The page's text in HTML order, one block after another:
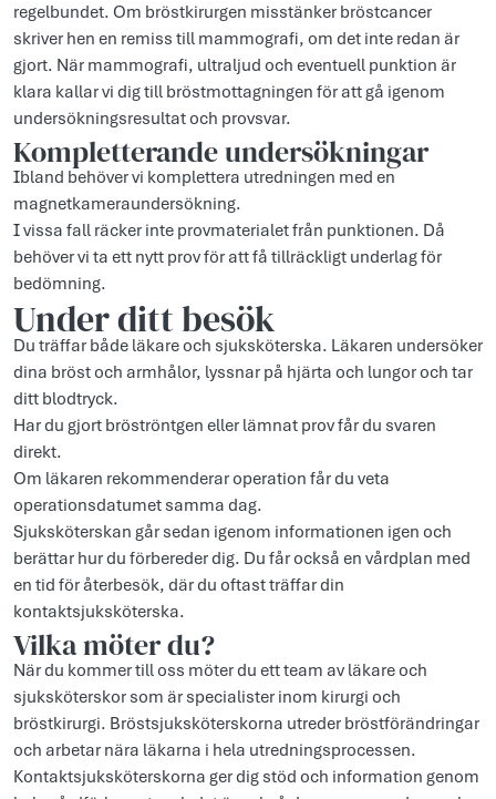
regelbundet. Om bröstkirurgen misstänker bröstcancer
skriver hen en remiss till mammografi, om det inte redan är
gjort. När mammografi, ultraljud och eventuell punktion är
klara kallar vi dig till bröstmottagningen för att gå igenom
undersökningsresultat och provsvar.
Kompletterande undersökningar
Ibland behöver vi komplettera utredningen med en
magnetkameraundersökning.
I vissa fall räcker inte provmaterialet från punktionen. Då
behöver vi ta ett nytt prov för att få tillräckligt underlag för
bedömning.
Under ditt besök
Du träffar både läkare och sjuksköterska. Läkaren undersöker
dina bröst och armhålor, lyssnar på hjärta och lungor och tar
ditt blodtryck.
Har du gjort bröströntgen eller lämnat prov får du svaren
direkt.
Om läkaren rekommenderar operation får du veta
operationsdatumet samma dag.
Sjuksköterskan går sedan igenom informationen igen och
berättar hur du förbereder dig. Du får också en vårdplan med
en tid för återbesök, där du oftast träffar din
kontaktsjuksköterska.
Vilka möter du?
När du kommer till oss möter du ett team av läkare och
sjuksköterskor som är specialister inom kirurgi och
bröstkirurgi. Bröstsjuksköterskorna utreder bröstförändringar
och arbetar nära läkarna i hela utredningsprocessen.
Kontaktsjuksköterskorna ger dig stöd och information genom